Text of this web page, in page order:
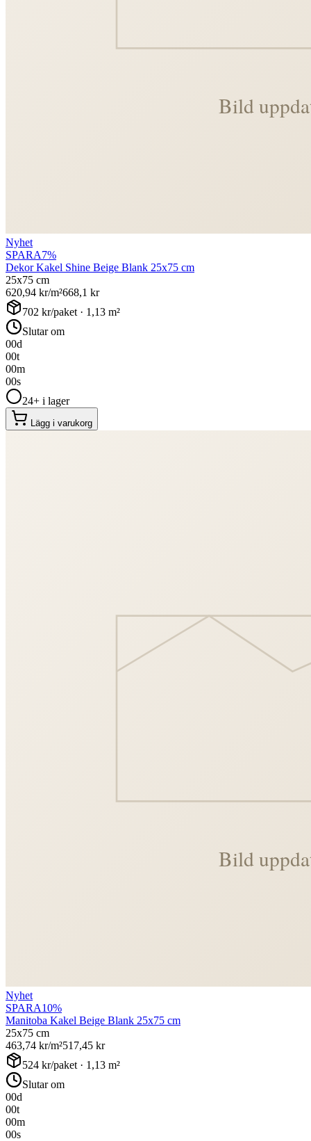
Nyhet
SPARA7%
Dekor Kakel Shine Beige Blank 25x75 cm
25x75 cm
620,94 kr/m²668,1 kr
702 kr/paket · 1,13 m²
Slutar om
00d
00t
00m
00s
24+ i lager
Lägg i varukorg
Nyhet
SPARA10%
Manitoba Kakel Beige Blank 25x75 cm
25x75 cm
463,74 kr/m²517,45 kr
524 kr/paket · 1,13 m²
Slutar om
00d
00t
00m
00s